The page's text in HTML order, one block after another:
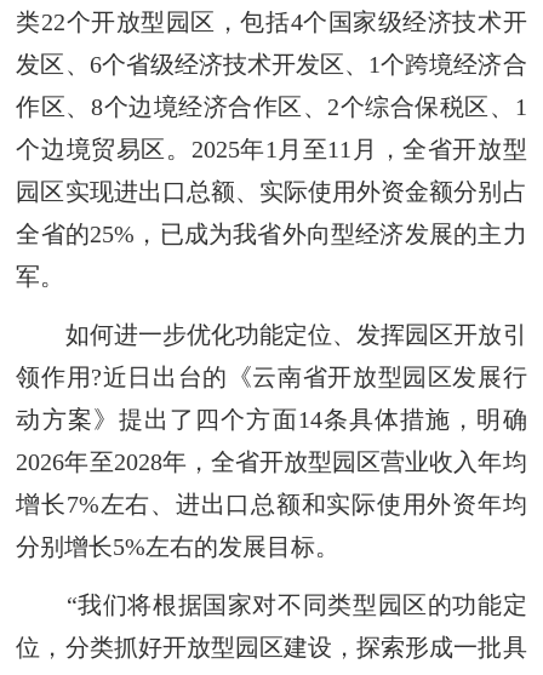
类22个开放型园区，包括4个国家级经济技术开
发区、6个省级经济技术开发区、1个跨境经济合
作区、8个边境经济合作区、2个综合保税区、1
个边境贸易区。2025年1月至11月，全省开放型
园区实现进出口总额、实际使用外资金额分别占
全省的25%，已成为我省外向型经济发展的主力
军。
如何进一步优化功能定位、发挥园区开放引
领作用?近日出台的《云南省开放型园区发展行
动方案》提出了四个方面14条具体措施，明确
2026年至2028年，全省开放型园区营业收入年均
增长7%左右、进出口总额和实际使用外资年均
分别增长5%左右的发展目标。
“我们将根据国家对不同类型园区的功能定
位，分类抓好开放型园区建设，探索形成一批具